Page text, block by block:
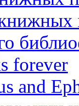
forever
and